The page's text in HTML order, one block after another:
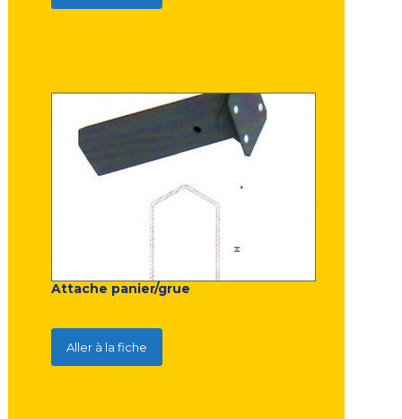
Attache panier/grue
Aller à la fiche